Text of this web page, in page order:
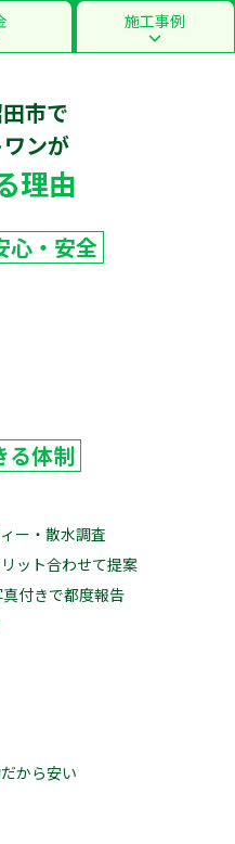
施工事例
市で
ンが
理由
心・安全
る体制
ー・散水調査
ット合わせて提案
付きで都度報告
から安い